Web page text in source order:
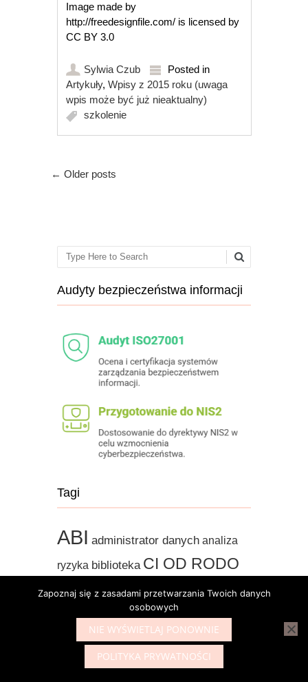
Image made by
http://freedesignfile.com/ is licensed by
CC BY 3.0
Sylwia Czub
Posted in
Artykuły,Wpisy z 2015 roku (uwaga
wpis może być już nieaktualny)
szkolenie
Post navigation
← Older posts
Search
Audyty bezpieczeństwa informacji
Tagi
ABI administrator danych analiza
ryzyka biblioteka CI OD RODO
facebook informacja publiczna inspektor ochrony
danych instrukcja zarządzania
systemamiIOD kara
konkursy
legalność przetwarzania danych
Zapoznaj się z zasadami przetwarzania Twoich danych
osobowych
NIE WYŚWIETLAJ PONOWNIE
POLITYKA PRYWATNOŚCI